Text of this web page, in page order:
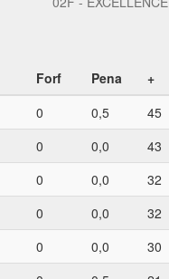
Forf Pena +
0 0,5 45
0 0,0 43
0 0,0 32
0 0,0 32
0 0,0 30